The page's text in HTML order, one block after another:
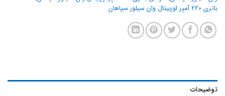
باتری 220 آمپر اوربیتال وان سیلور سپاهان
توضیحات